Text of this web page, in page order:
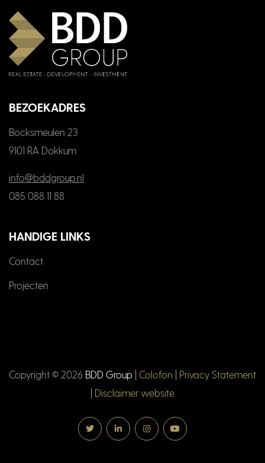
BEZOEKADRES
Bocksmeulen 23
9101 RA Dokkum
info@bddgroup.nl
085 088 11 88
HANDIGE LINKS
Contact
Projecten
Copyright © 2026 BDD Group Colofon
Privacy Statement
Disclaimer website